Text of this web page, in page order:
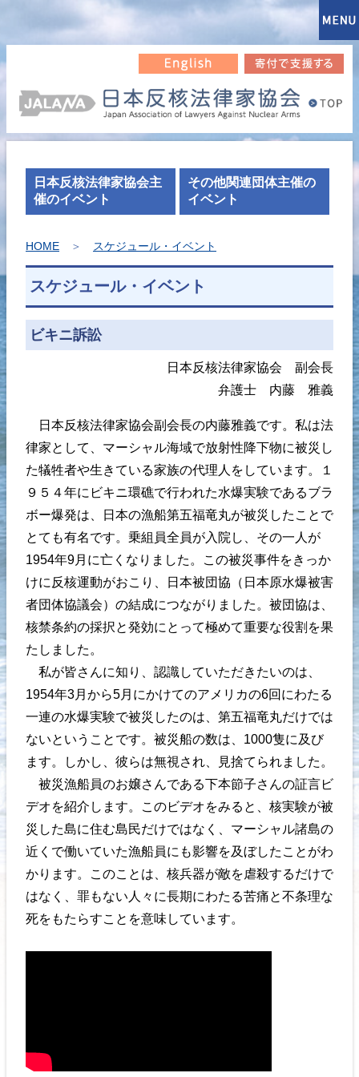
日本反核法律家協会主
催のイベント
その他関連団体主催の
イベント
HOME ＞ スケジュール・イベント
スケジュール・イベント
ビキニ訴訟
日本反核法律家協会 副会長
弁護士 内藤 雅義
日本反核法律家協会副会長の内藤雅義です。私は法
律家として、マーシャル海域で放射性降下物に被災し
た犠牲者や生きている家族の代理人をしています。１
９５４年にビキニ環礁で行われた水爆実験であるブラ
ボー爆発は、日本の漁船第五福竜丸が被災したことで
とても有名です。乗組員全員が入院し、その一人が
1954年9月に亡くなりました。この被災事件をきっか
けに反核運動がおこり、日本被団協（日本原水爆被害
者団体協議会）の結成につながりました。被団協は、
核禁条約の採択と発効にとって極めて重要な役割を果
たしました。
私が皆さんに知り、認識していただきたいのは、
1954年3月から5月にかけてのアメリカの6回にわたる
一連の水爆実験で被災したのは、第五福竜丸だけでは
ないということです。被災船の数は、1000隻に及び
ます。しかし、彼らは無視され、見捨てられました。
被災漁船員のお嬢さんである下本節子さんの証言ビ
デオを紹介します。このビデオをみると、核実験が被
災した島に住む島民だけではなく、マーシャル諸島の
近くで働いていた漁船員にも影響を及ぼしたことがわ
かります。このことは、核兵器が敵を虐殺するだけで
はなく、罪もない人々に長期にわたる苦痛と不条理な
死をもたらすことを意味しています。